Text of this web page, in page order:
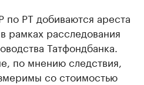
по РТ добиваются ареста
рамках расследования
Татфондбанка.
по мнению следствия,
со стоимостью